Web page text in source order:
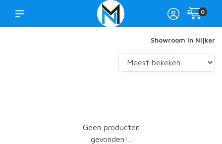
0
Showroom in Nijkerk
Geen producten
gevonden!...